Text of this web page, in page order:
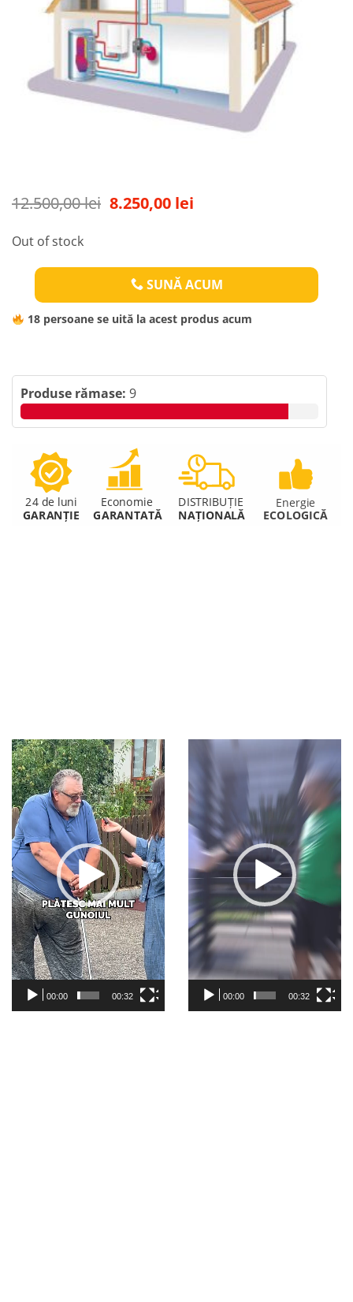
12.500,00lei Original
8.250,00 lei
Out of stock
SUNĂ ACUM
18persoane se uită la acest produs acum
Produse rămase: 9
Video
Player
00:00 00:32
Video
Player
00:00 00:32